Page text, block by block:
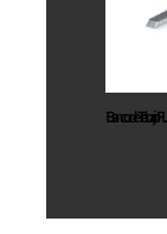
Banco de Trabajo